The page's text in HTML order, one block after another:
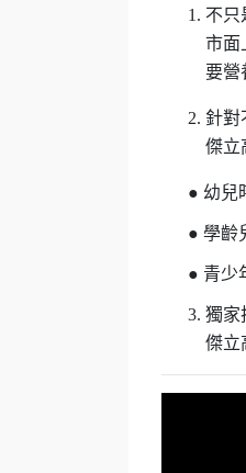
不只
市面
要營
針對
傑立
● 幼兒
● 學齡
● 青少
獨家
傑立